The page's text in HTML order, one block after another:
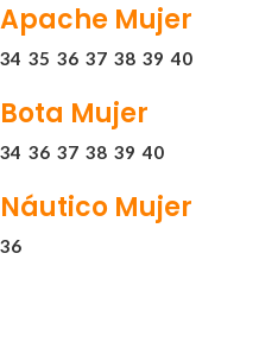
Apache Mujer
34 35 36 37 38 39 40
Bota Mujer
34 36 37 38 39 40
Náutico Mujer
36